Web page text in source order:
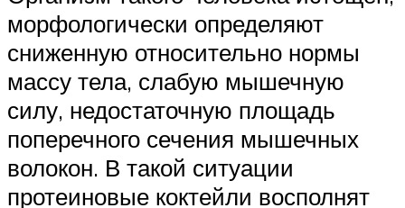
морфологически определяют
сниженную относительно нормы
массу тела, слабую мышечную
силу, недостаточную площадь
поперечного сечения мышечных
волокон. В такой ситуации
протеиновые коктейли восполнят